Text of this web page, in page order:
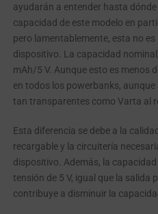
ayudarán a entender hasta
capacidad de este modelo en
pero lamentablemente, esta no
dispositivo. La capacidad
mAh/5 V. Aunque esto es menos
en todos los powerbanks,
tan transparentes como Varta al
Esta diferencia se debe a la
recargable y la circuitería
dispositivo. Además, la
tensión de 5 V, igual que la salida
contribuye a disminuir la